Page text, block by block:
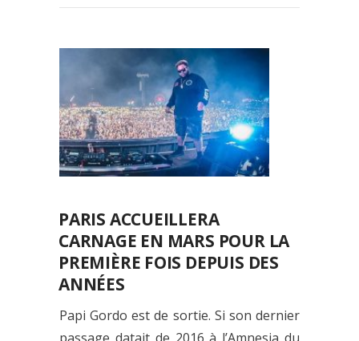
PARIS ACCUEILLERA
CARNAGE EN MARS POUR LA
PREMIÈRE FOIS DEPUIS DES
ANNÉES
Papi Gordo est de sortie. Si son dernier